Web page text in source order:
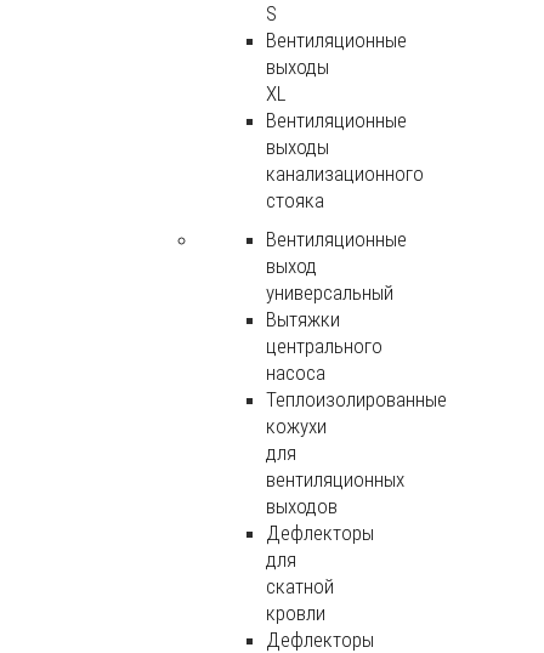
S
Вентиляционные
выходы
XL
Вентиляционные
выходы
канализационного
стояка
Вентиляционные
выход
универсальный
Вытяжки
центрального
насоса
Теплоизолированные
кожухи
для
вентиляционных
выходов
Дефлекторы
для
скатной
кровли
Дефлекторы